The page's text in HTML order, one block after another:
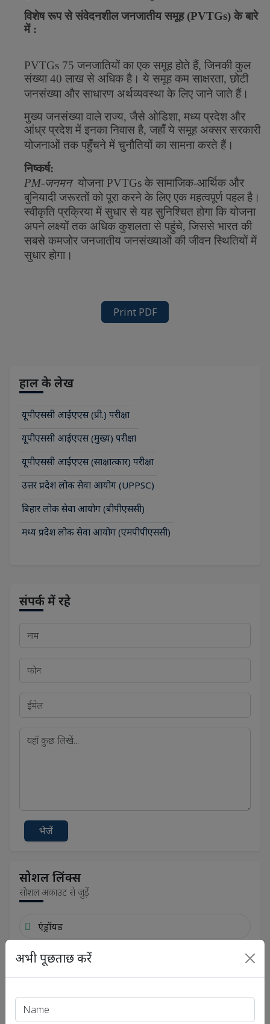
विशेष रूप से संवेदनशील जनजातीय समूह(PVTGs) के बारे
में:
PVTGs 75 जनजातियों का एक समूह होते हैं, जिनकी कुल
संख्या 40 लाख से अधिक है। ये समूह कम साक्षरता, छोटी
जनसंख्या और साधारण अर्थव्यवस्था के लिए जाने जाते हैं।
मुख्य जनसंख्या वाले राज्य, जैसे ओडिशा, मध्य प्रदेश और
आंध्र प्रदेश में इनका निवास है, जहाँ ये समूह अक्सर सरकारी
योजनाओं तक पहुँचने में चुनौतियों का सामना करते हैं।
निष्कर्ष:
PM-जनमन योजना PVTGs के सामाजिक-आर्थिक और
बुनियादी जरूरतों को पूरा करने के लिए एक महत्वपूर्ण पहल है।
स्वीकृति प्रक्रिया में सुधार से यह सुनिश्चित होगा कि योजना
अपने लक्ष्यों तक अधिक कुशलता से पहुंचे, जिससे भारत की
सबसे कमजोर जनजातीय जनसंख्याओं की जीवन स्थितियों में
सुधार होगा।
Print PDF
हाल के लेख
यूपीएससी आईएएस (प्री.) परीक्षा
यूपीएससी आईएएस (मुख्य) परीक्षा
यूपीएससी आईएएस (साक्षात्कार) परीक्षा
उत्तर प्रदेश लोक सेवा आयोग (UPPSC)
बिहार लोक सेवा आयोग (बीपीएससी)
मध्य प्रदेश लोक सेवा आयोग (एमपीपीएससी)
संपर्क में रहे
भेजें
सोशल लिंक्स
सोशल अकाउंट से जुड़ें
एंड्रॉयड
फेसबुक
टेलीग्राम
अभी पूछताछ करें